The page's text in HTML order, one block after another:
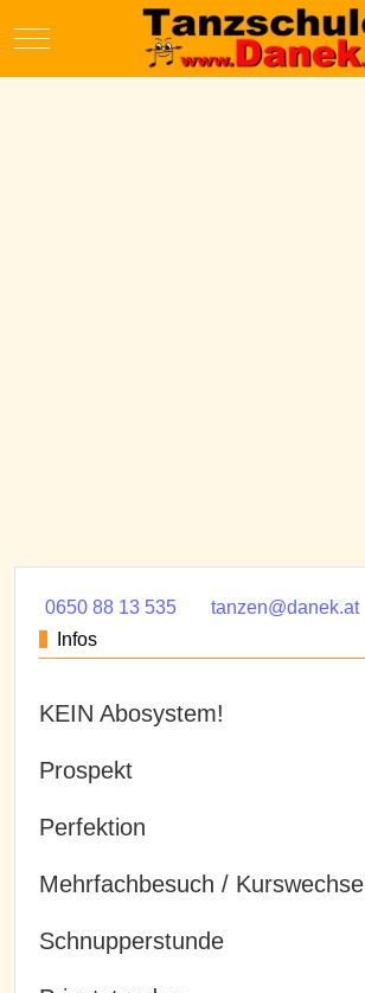
Mobile Menu Toggle
0650 88 13 535
tanzen@danek.at
Infos
KEIN Abosystem!
Prospekt
Perfektion
Mehrfachbesuch / Kurswechsel
Schnupperstunde